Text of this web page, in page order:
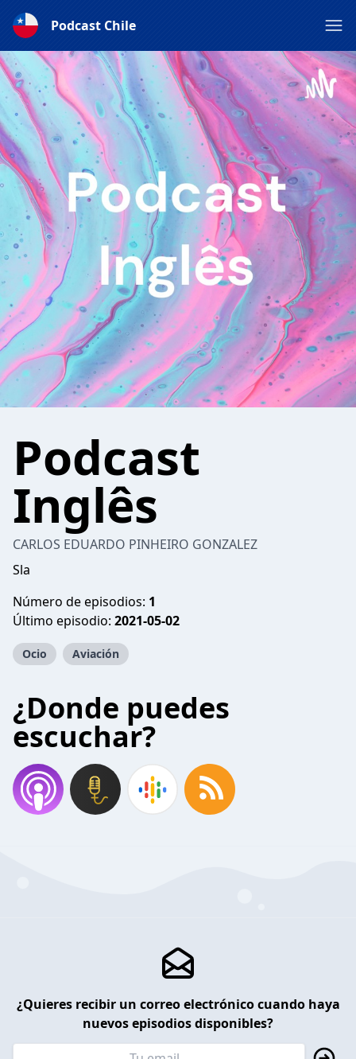
Podcast Chile
Podcast
Inglês
CARLOS EDUARDO PINHEIRO GONZALEZ
Sla
Número de episodios: 1
Último episodio: 2021-05-02
Ocio Aviación
¿Donde puedes
escuchar?
¿Quieres recibir un correo electrónico cuando haya
nuevos episodios disponibles?